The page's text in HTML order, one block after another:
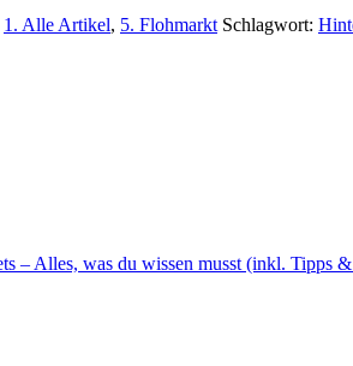
– Alles, was du wissen musst (inkl. Tipps
1. Alle Artikel, 5. Flohmarkt Schlagwort: